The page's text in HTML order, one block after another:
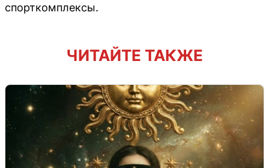
спорткомплексы.
ЧИТАЙТЕ ТАКЖЕ